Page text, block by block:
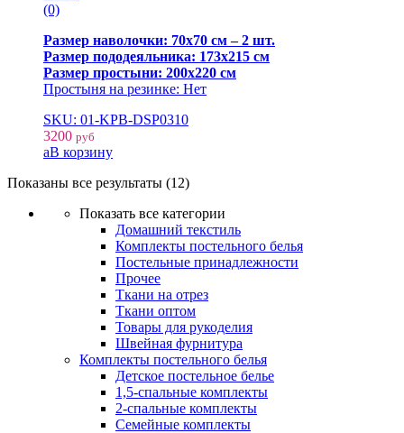
(0)
Размер наволочки: 70х70 см – 2 шт.
Размер пододеяльника: 173х215 см
Размер простыни: 200х220 см
Простыня на резинке: Нет
SKU: 01-KPB-DSP0310
3200 руб
В корзину
Показаны все результаты (12)
Показать все категории
Домашний текстиль
Комплекты постельного белья
Постельные принадлежности
Прочее
Ткани на отрез
Ткани оптом
Товары для рукоделия
Швейная фурнитура
Комплекты постельного белья
Детское постельное белье
1,5-спальные комплекты
2-спальные комплекты
Семейные комплекты